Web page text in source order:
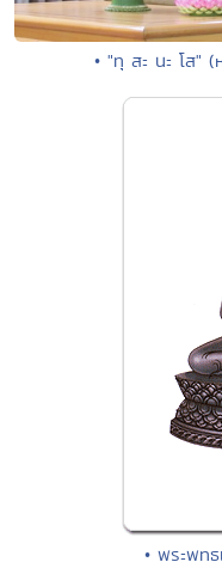
• "ทุ สะ นะ โส"
• พระพุท